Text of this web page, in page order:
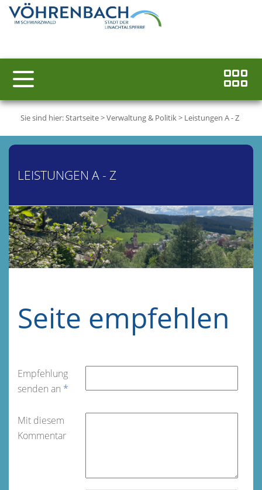
Sie sind hier:Startseite>Verwaltung & Politik> Leistungen A - Z
LEISTUNGEN A - Z
Seite empfehlen
Empfehlung
senden an *
Mit diesem
Kommentar